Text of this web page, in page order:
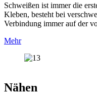
Schweißen ist immer die
Kleben, besteht bei
Verbindung immer auf der
Mehr
Nähen